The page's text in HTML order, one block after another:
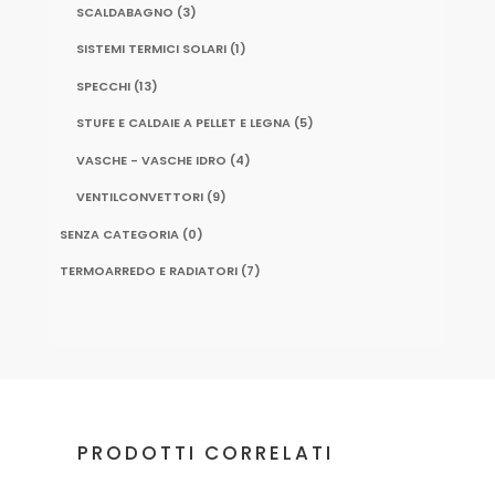
SCALDABAGNO (3)
SISTEMI TERMICI SOLARI (1)
SPECCHI (13)
STUFE E CALDAIE A PELLET E LEGNA (5)
VASCHE - VASCHE IDRO (4)
VENTILCONVETTORI (9)
SENZA CATEGORIA (0)
TERMOARREDO E RADIATORI (7)
PRODOTTI CORRELATI